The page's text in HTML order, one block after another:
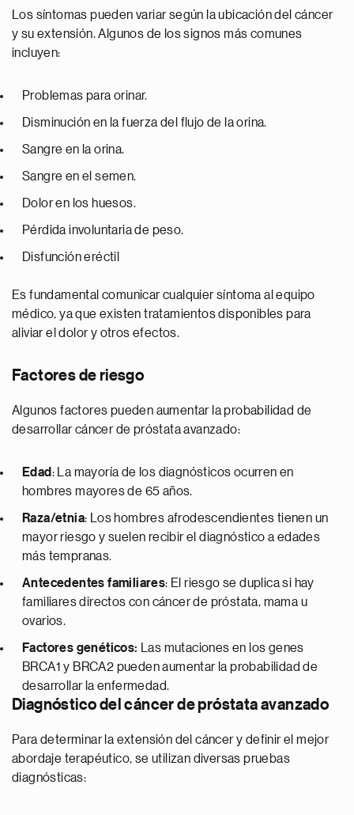
Los síntomas pueden variar según la ubicación del cáncer
y su extensión. Algunos de los signos más comunes
incluyen:
Problemas para orinar.
Disminución en la fuerza del flujo de la orina.
Sangre en la orina.
Sangre en el semen.
Dolor en los huesos.
Pérdida involuntaria de peso.
Disfunción eréctil
Es fundamental comunicar cualquier síntoma al equipo
médico, ya que existen tratamientos disponibles para
aliviar el dolor y otros efectos.
Factores de riesgo
Algunos factores pueden aumentar la probabilidad de
desarrollar cáncer de próstata avanzado:
Edad: La mayoría de los diagnósticos ocurren en
hombres mayores de 65 años.
Raza/etnia: Los hombres afrodescendientes tienen un
mayor riesgo y suelen recibir el diagnóstico a edades
más tempranas.
Antecedentes familiares: El riesgo se duplica si hay
familiares directos con cáncer de próstata, mama u
ovarios.
Factores genéticos:
Las mutaciones en los genes
BRCA1 y BRCA2 pueden aumentar la probabilidad de
desarrollar la enfermedad.
Diagnóstico del cáncer de próstata avanzado
Para determinar la extensión del cáncer y definir el mejor
abordaje terapéutico, se utilizan diversas pruebas
diagnósticas: